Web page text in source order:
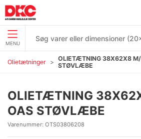
MENU
Olietætninger
OLIETÆTNING 38X62X8 M/
STØVLÆBE
OLIETÆTNING
OAS STØVLÆBE
Varenummer: OTS03806208